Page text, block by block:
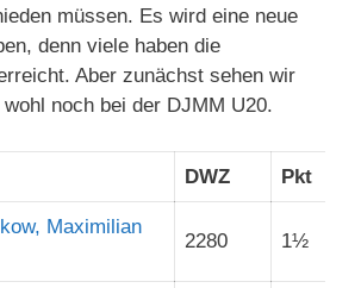
müssen. Es wird eine neue
denn viele haben die
Aber zunächst sehen wir
noch bei der DJMM U20.
DWZ Pkt
Maximilian
2280 1½